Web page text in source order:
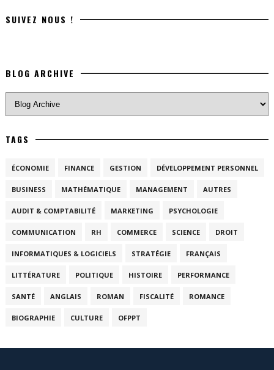
SUIVEZ NOUS !
BLOG ARCHIVE
TAGS
ÉCONOMIE FINANCE GESTION DÉVELOPPEMENT PERSONNEL
BUSINESS MATHÉMATIQUE MANAGEMENT AUTRES
AUDIT & COMPTABILITÉ MARKETING PSYCHOLOGIE
COMMUNICATION RH COMMERCE SCIENCE DROIT
INFORMATIQUES & LOGICIELS STRATÉGIE FRANÇAIS
LITTÉRATURE POLITIQUE HISTOIRE PERFORMANCE
SANTÉ ANGLAIS ROMAN FISCALITÉ ROMANCE
BIOGRAPHIE CULTURE OFPPT